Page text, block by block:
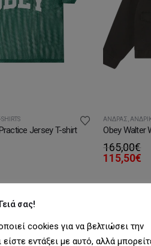
Jersey T-shirt
ΆΝΔΡΑΣ,
Obey Walter
165,00€
115,50€
Γειά σας!
cookies για να βελτιώσει την
εντάξει με αυτό, αλλά